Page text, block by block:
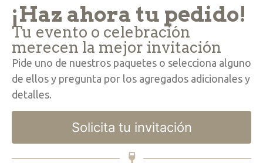
¡Haz ahora tu pedido!
Tu evento o celebración
merecen la mejor invitación
Pide uno de nuestros paquetes o selecciona alguno
de ellos y pregunta por los agregados adicionales y
detalles.
Solicita tu invitación